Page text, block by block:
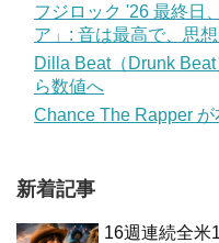
フジロック '26 最終日
ア」: 音は最高で、思
Dilla Beat（Drunk
ら数値へ
Chance The Rapper
新着記事
16週連続全米